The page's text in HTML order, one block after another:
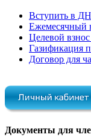
Вступить в
Ежемесячный
Целевой
Газификация
Договор для
Документы для